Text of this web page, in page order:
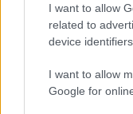
I want to allow
related to
device
I want to allow
Google for
TAXISnet.
7. Πόσοι λαχνοί
λαχνοί και χίλιοι
αριθμούνται σε 1ο,